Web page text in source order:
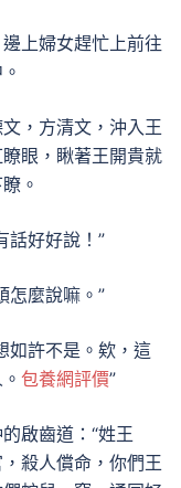
上婦女趕忙上前往
，方清文，沖入王
眼，瞅著王開貴就
。
好好說！”
麼說嘛。”
許不是。欸，這
包養網評價”
啟齒道：“姓王
殺人償命，你們王